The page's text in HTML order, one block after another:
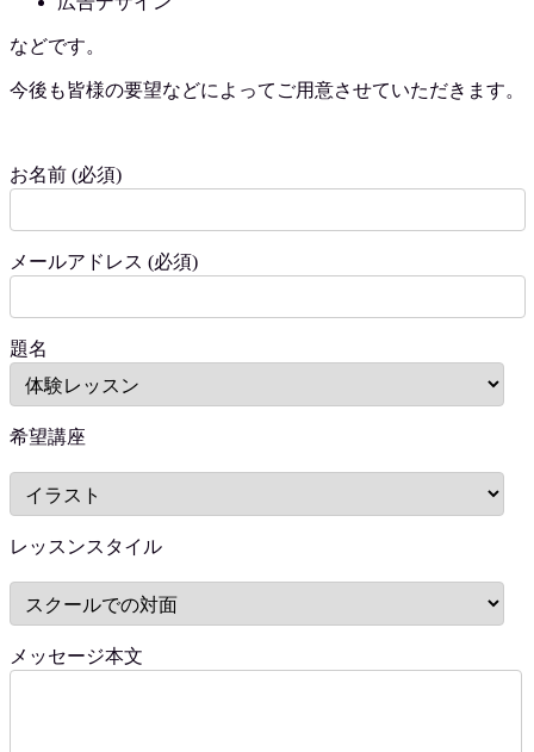
などです。
今後も皆様の要望などによってご用意させていただきます。
お名前 (必須)
メールアドレス (必須)
題名
希望講座
レッスンスタイル
メッセージ本文